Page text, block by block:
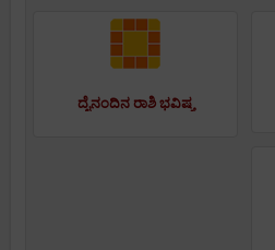
ದೈನಂದಿನ ರಾಶಿ ಭವಿಷ್ಯ